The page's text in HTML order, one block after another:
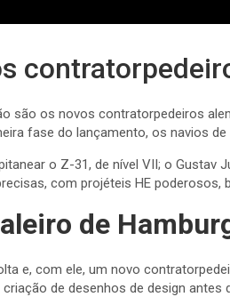
são os novos contratorpedeiros
fase do lançamento, os navios
o Z-31, de nível VII; o Gustav
com projéteis HE
de
e, com ele, um novo
de desenhos de design antes